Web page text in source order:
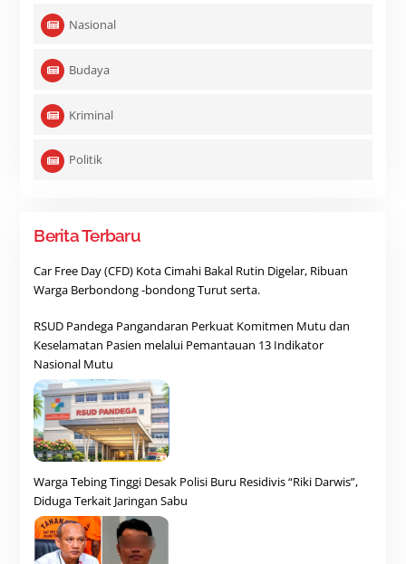
Nasional
Budaya
Kriminal
Politik
Berita Terbaru
Car Free Day (CFD) Kota Cimahi Bakal Rutin Digelar, Ribuan
Warga Berbondong -bondong Turut serta.
RSUD Pandega Pangandaran Perkuat Komitmen Mutu dan
Keselamatan Pasien melalui Pemantauan 13 Indikator
Nasional Mutu
Warga Tebing Tinggi Desak Polisi Buru Residivis “Riki Darwis”,
Diduga Terkait Jaringan Sabu